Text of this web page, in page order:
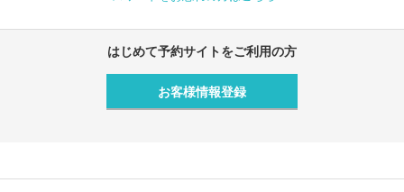
はじめて予約サイトをご利用の方
お客様情報登録